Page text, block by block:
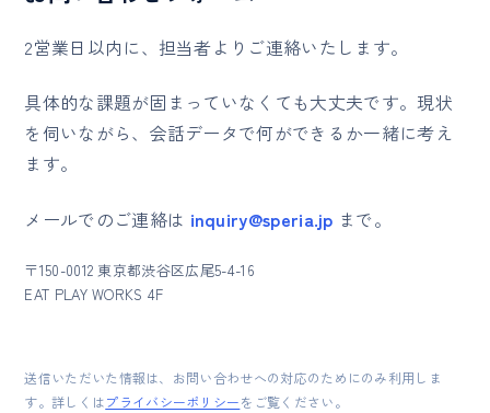
2営業日以内に、担当者よりご連絡いたします。
具体的な課題が固まっていなくても大丈夫です。現状
を伺いながら、会話データで何ができるか一緒に考え
ます。
メールでのご連絡は inquiry@speria.jp まで。
〒150-0012 東京都渋谷区広尾5-4-16
EAT PLAY WORKS 4F
送信いただいた情報は、お問い合わせへの対応のためにのみ利用しま
す。詳しくはプライバシーポリシーをご覧ください。